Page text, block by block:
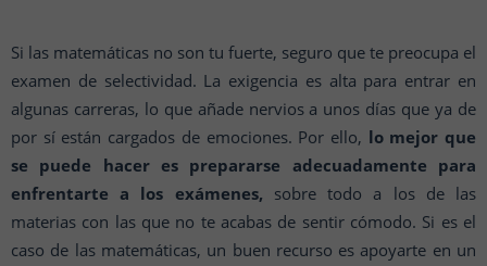
Si las matemáticas no son tu fuerte, seguro que te preocupa el
examen de selectividad. La exigencia es alta para entrar en
algunas carreras, lo que añade nervios a unos días que ya de
por sí están cargados de emociones. Por ello, lo mejor que
se puede hacer es prepararse adecuadamente para
enfrentarte a los exámenes, sobre todo a los de las
materias con las que no te acabas de sentir cómodo. Si es el
caso de las matemáticas, un buen recurso es apoyarte en un